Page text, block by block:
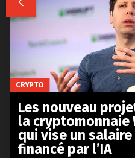
CRYPTO
Les nouveau
la cryptomonnaie
qui vise un
financé par l’IA